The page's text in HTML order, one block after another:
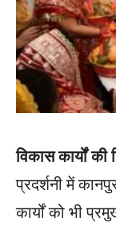
विकास कार्यों
प्रदर्शनी में
कार्यों को भी